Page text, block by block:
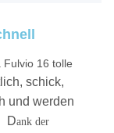
Fulvio 16 tolle
schick,
und werden
Dank der